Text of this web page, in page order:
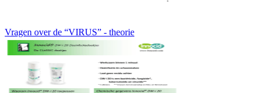
Vragen over de “VIRUS” - theorie